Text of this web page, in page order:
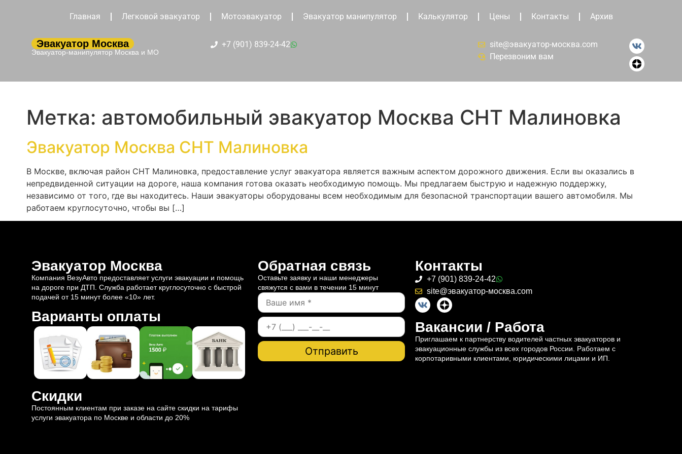
Главная Легковой эвакуатор Мотоэвакуатор Эвакуатор манипулятор Калькулятор Цены Контакты Архив
Эвакуатор Москва
Эвакуатор-манипулятор Москва и МО
+7 (901) 839-24-42
site@эвакуатор-москва.com
Перезвоним вам
Метка: автомобильный эвакуатор Москва СНТ Малиновка
Эвакуатор Москва СНТ Малиновка
В Москве, включая район СНТ Малиновка, предоставление услуг эвакуатора является важным аспектом дорожного движения. Если вы оказались в
непредвиденной ситуации на дороге, наша компания готова оказать необходимую помощь. Мы предлагаем быструю и надежную поддержку,
независимо от того, где вы находитесь. Наши эвакуаторы оборудованы всем необходимым для безопасной транспортации вашего автомобиля. Мы
работаем круглосуточно, чтобы вы […]
Эвакуатор Москва
Компания ВезуАвто предоставляет услуги эвакуации и помощь
на дороге при ДТП. Служба работает круглосуточно с быстрой
подачей от 15 минут более «10» лет.
Варианты оплаты
Скидки
Постоянным клиентам при заказе на сайте скидки на тарифы
услуги эвакуатора по Москве и области до 20%
Обратная связь
Оставьте заявку и наши менеджеры
свяжутся с вами в течении 15 минут
Контакты
+7 (901) 839-24-42
site@эвакуатор-москва.com
Вакансии / Работа
Приглашаем к партнерству водителей частных эвакуаторов и
эвакуационные службы из всех городов России. Работаем с
корпотаривными клиентами, юридическими лицами и ИП.